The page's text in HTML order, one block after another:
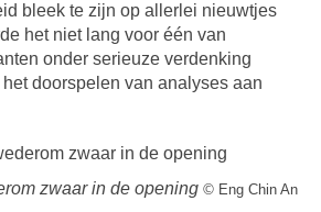
bleek te zijn op allerlei nieuwtjes
het niet lang voor één van
onder serieuze verdenking
doorspelen van analyses aan
zwaar in de opening © Eng Chin An